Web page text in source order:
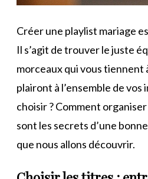
Créer une playlist mariage
Il s’agit de trouver le juste
morceaux qui vous
plairont à l’ensemble de
choisir ? Comment
sont les secrets d’une
que nous allons découvrir.